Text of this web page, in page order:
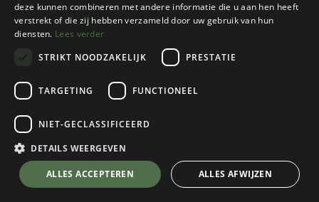
Kompass
064 Julische Alpen - Alpi Giulie
€
16,95
💬 Stel je vraag over dit product via WhatsApp
deze kunnen combineren met andere informatie die u aan hen heeft
verstrekt of die zij hebben verzameld door uw gebruik van hun
diensten. Lees verder
STRIKT NOODZAKELIJK
PRESTATIE
TARGETING FUNCTIONEEL
NIET-GECLASSIFICEERD
DETAILS WEERGEVEN
ALLES ACCEPTEREN ALLES AFWIJZEN